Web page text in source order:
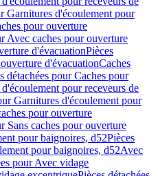
Garnitures d'écoulement pour
pour ouverture
Avec caches pour ouverture
d'évacuationPièces
d'évacuationCaches
détachées pour Caches pour
pour receveurs de
Garnitures d'écoulement pour
pour ouverture
Sans caches pour ouverture
pour baignoires, d52Pièces
pour baignoires, d52Avec
pour Avec vidage